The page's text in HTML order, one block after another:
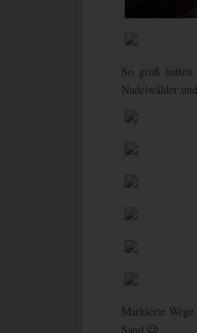
So groß
Nadelwälder
Markierte
Sand 😉.